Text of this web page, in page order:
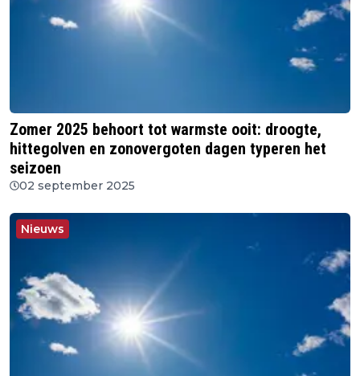
Zomer 2025 behoort tot warmste ooit: droogte,
hittegolven en zonovergoten dagen typeren het
seizoen
02 september 2025
Nieuws